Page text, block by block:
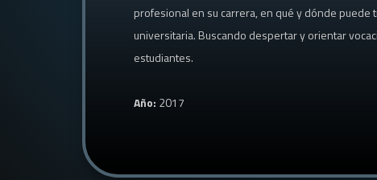
profesional en su carrera, en qué y dónde
universitaria. Buscando despertar y orientar
estudiantes.
Año: 2017